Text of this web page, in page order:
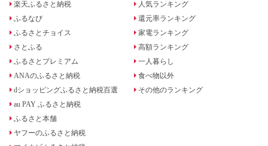
楽天ふるさと納税
ふるなび
ふるさとチョイス
さとふる
ふるさとプレミアム
ANAのふるさと納税
dショッピングふるさと納税百選
au PAY ふるさと納税
ふるさと本舗
ヤフーのふるさと納税
人気ランキング
還元率ランキング
家電ランキング
高額ランキング
一人暮らし
食べ物以外
その他のランキング